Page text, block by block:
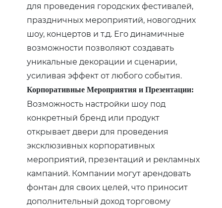
для проведения городских фестивалей,
праздничных мероприятий, новогодних
шоу, концертов и т.д. Его динамичные
возможности позволяют создавать
уникальные декорации и сценарии,
усиливая эффект от любого события.
Корпоративные Мероприятия и Презентации:
Возможность настройки шоу под
конкретный бренд или продукт
открывает двери для проведения
эксклюзивных корпоративных
мероприятий, презентаций и рекламных
кампаний. Компании могут арендовать
фонтан для своих целей, что приносит
дополнительный доход торговому